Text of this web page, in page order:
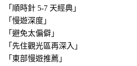
「 順時針 5-7 天經典 」
「 慢遊深度 」
「 避免太偏僻 」
「 先住觀光區再深入 」
「 東部慢遊推薦 」